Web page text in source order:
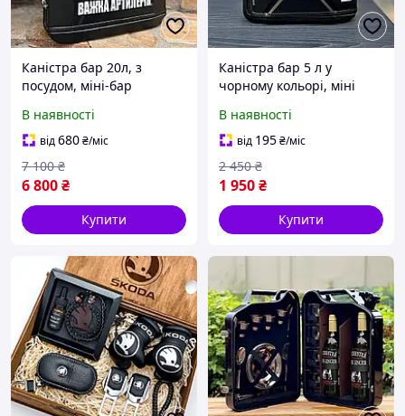
Каністра бар 20л, з
посудом, міні-бар
В наявності
від680₴/міс
6 800₴
7 100 ₴
Купити
Каністра бар 5 л у
чорному кольорі, міні
подарунок чоловікові
В наявності
від 195₴/міс
1 950₴
2 450 ₴
Купити